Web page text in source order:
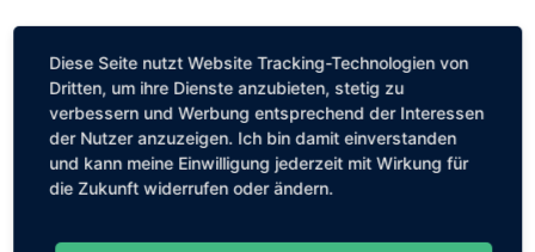
Diese Seite nutzt Website Tracking-Technologien von
Dritten, um ihre Dienste anzubieten, stetig zu
verbessern und Werbung entsprechend der Interessen
der Nutzer anzuzeigen. Ich bin damit einverstanden
und kann meine Einwilligung jederzeit mit Wirkung für
die Zukunft widerrufen oder ändern.